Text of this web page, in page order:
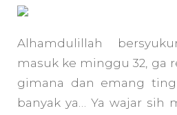
Alhamdulillah
masuk ke minggu 32, ga
gimana dan emang
banyak ya… Ya wajar sih